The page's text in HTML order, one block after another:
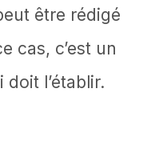
être rédigé
cas, c’est un
l’établir.